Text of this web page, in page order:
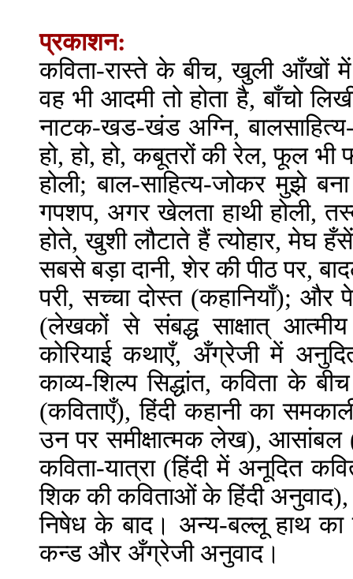
प्रकाशन:
कविता-रास्ते के बीच, खुली आँखों
वह भी आदमी तो होता है, बाँचो
नाटक-खड-खंड अग्नि,
हो, हो, हो, कबूतरों की रेल, फूल
होली; बाल-साहित्य-जोकर मुझे
गपशप, अगर खेलता हाथी होली,
होते, खुशी लौटाते हैं त्योहार, मेघ
सबसे बड़ा दानी, शेर की पीठ पर,
परी, सच्चा दोस्त (कहानियाँ);
(लेखकों से संबद्ध साक्षात् आत्मीय
कोरियाई कथाएँ, अँग्रेजी में
काव्य-शिल्प सिद्धांत, कविता के
(कविताएँ), हिंदी कहानी का
उन पर समीक्षात्मक लेख), आसांबल
कविता-यात्रा (हिंदी में अनूदित
शिक की कविताओं के हिंदी अनुवाद),
निषेध के बाद। अन्य-बल्लू हाथ
कन्ड और अँग्रेजी अनुवाद।